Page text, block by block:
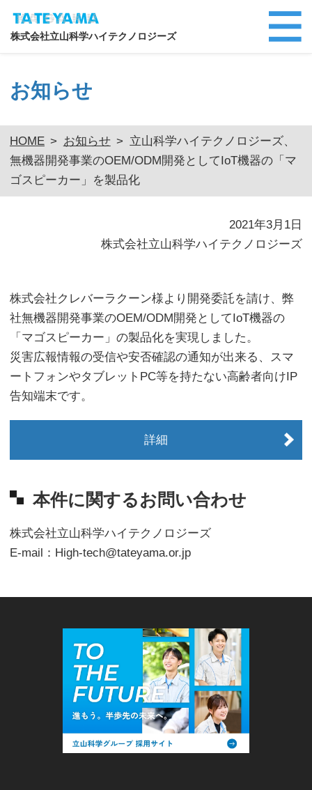
株式会社立山科学ハイテクノロジーズ
お知らせ
HOME > お知らせ > 立山科学ハイテクノロジーズ、
無機器開発事業のOEM/ODM開発としてIoT機器の「マ
ゴスピーカー」を製品化
2021年3月1日
株式会社立山科学ハイテクノロジーズ
株式会社クレバーラクーン様より開発委託を請け、弊
社無機器開発事業のOEM/ODM開発としてIoT機器の
「マゴスピーカー」の製品化を実現しました。
災害広報情報の受信や安否確認の通知が出来る、スマ
ートフォンやタブレットPC等を持たない高齢者向けIP
告知端末です。
詳細
本件に関するお問い合わせ
株式会社立山科学ハイテクノロジーズ
E-mail：High-tech@tateyama.or.jp